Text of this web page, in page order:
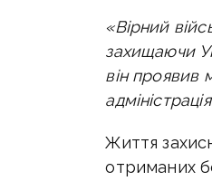
«Вірний
захищаючи
він проявив
Життя
отриманих